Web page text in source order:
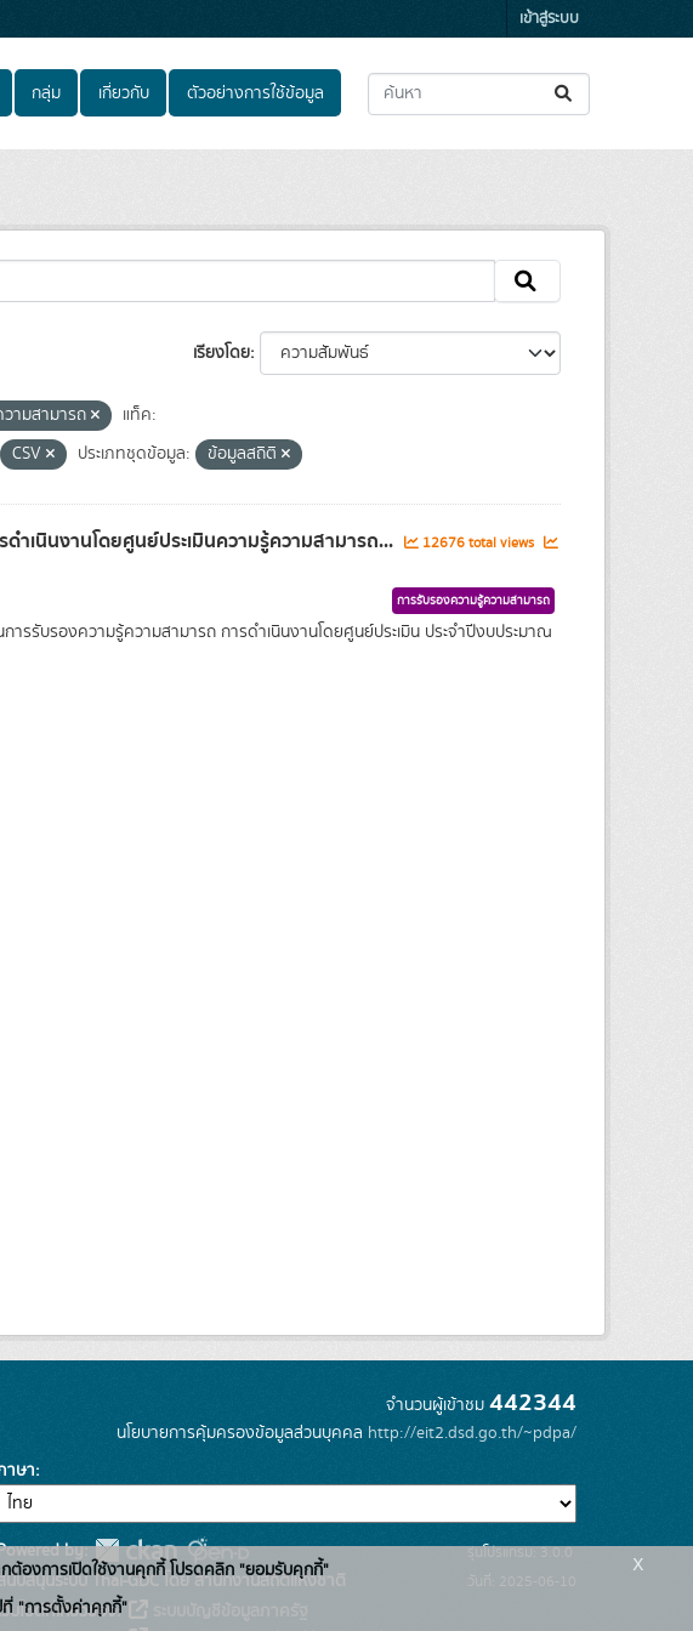
เข้าสู่ระบบ
กลุ่ม เกี่ยวกับ ตัวอย่างการใช้ข้อมูล
เรียงโดย
ามสามารถ
แท็ค:
CSV ประเภทชุดข้อมูล: ข้อมูลสถิติ
เนินงานโดยศูนย์ประเมินความรู้ความสามารถ...
12676 total views
การรับรองความรู้ความสามารถ
รรับรองความรู้ความสามารถ การดำเนินงานโดยศูนย์ประเมิน ประจำปีงบประมาณ
จำนวนผู้เข้าชม 442344
นโยบายการคุ้มครองข้อมูลส่วนบุคคล http://eit2.dsd.go.th/~pdpa/
าษา
by:
นับสนุนระบบ Thai-GDC โดย สำนักงานสถิติแห่งชาติ
ว็บไซต์ที่เกี่ยวข้อง:
รุ่นโปรแกรม: 3.0.0
วันที่: 2025-06-10
ต้องการเปิดใช้งานคุกกี้ โปรดคลิก "ยอมรับคุกกี้"
"การตั้งค่าคุกกี้"
x